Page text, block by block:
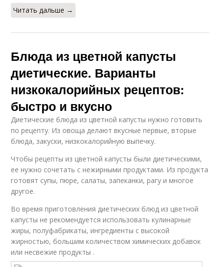
Читать дальше →
Блюда из цветной капусты
диетические. Варианты
низкокалорийных рецептов:
быстро и вкусно
Диетические блюда из цветной капусты нужно готовить
по рецепту. Из овоща делают вкусные первые, вторые
блюда, закуски, низкокалорийную выпечку.
Чтобы рецепты из цветной капусты были диетическими,
ее нужно сочетать с нежирными продуктами. Из продукта
готовят супы, пюре, салаты, запеканки, рагу и многое
другое.
Во время приготовления диетических блюд из цветной
капусты не рекомендуется использовать кулинарные
жиры, полуфабрикаты, ингредиенты с высокой
жирностью, большим количеством химических добавок
или несвежие продукты .